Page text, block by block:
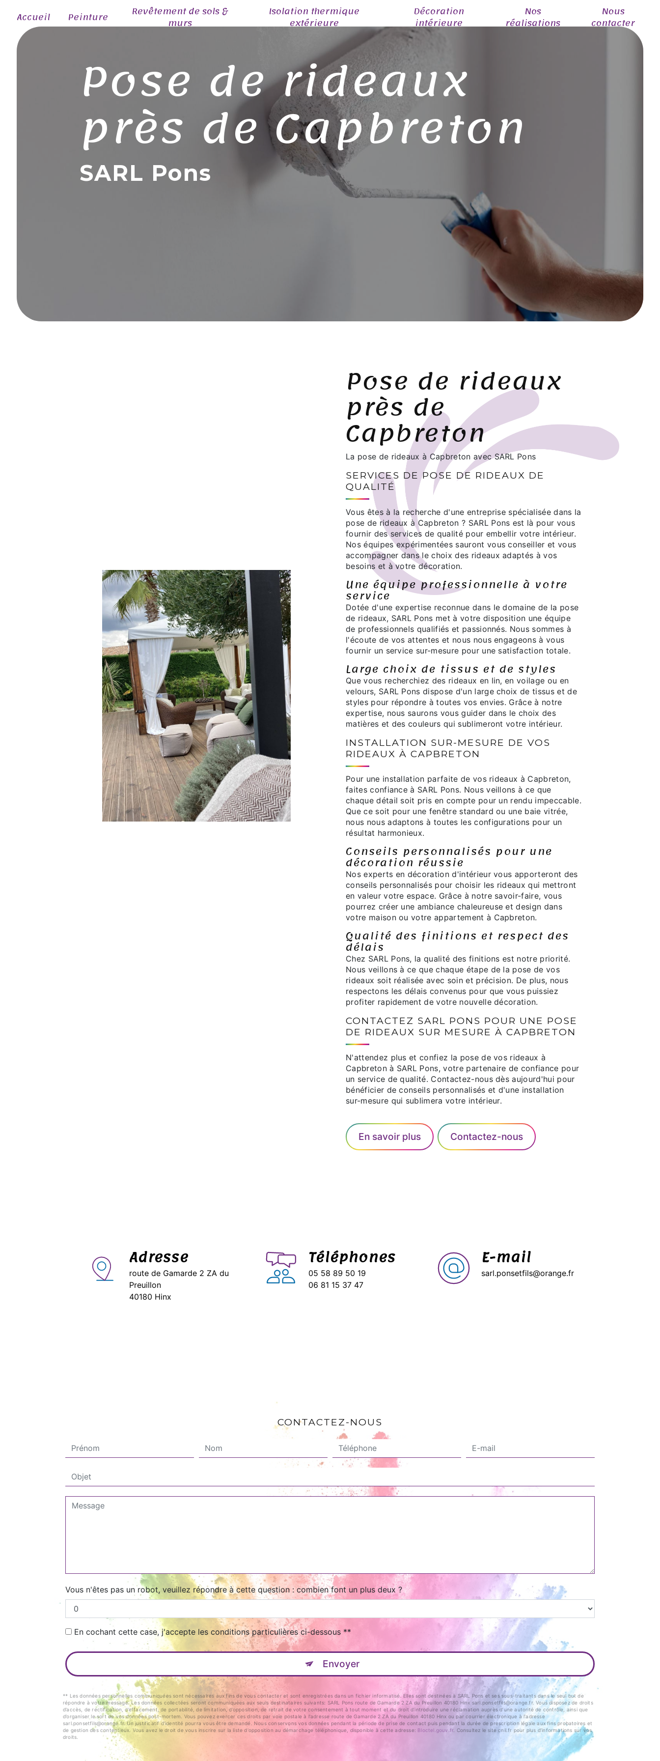
Accueil Peinture Revêtement de sols &
murs
Isolation thermique
extérieure
Décoration
intérieure
Nos
réalisations
Nous
contacter
Pose de rideaux
près de Capbreton
SARL Pons
Pose de rideaux
près de
Capbreton
La pose de rideaux à Capbreton avec SARL Pons
SERVICES DE POSE DE RIDEAUX DE
QUALITÉ
Vous êtes à la recherche d'une entreprise spécialisée dans la
pose de rideaux à Capbreton ? SARL Pons est là pour vous
fournir des services de qualité pour embellir votre intérieur.
Nos équipes expérimentées sauront vous conseiller et vous
accompagner dans le choix des rideaux adaptés à vos
besoins et à votre décoration.
Une équipe professionnelle à votre
service
Dotée d'une expertise reconnue dans le domaine de la pose
de rideaux, SARL Pons met à votre disposition une équipe
de professionnels qualifiés et passionnés. Nous sommes à
l'écoute de vos attentes et nous nous engageons à vous
fournir un service sur-mesure pour une satisfaction totale.
Large choix de tissus et de styles
Que vous recherchiez des rideaux en lin, en voilage ou en
velours, SARL Pons dispose d'un large choix de tissus et de
styles pour répondre à toutes vos envies. Grâce à notre
expertise, nous saurons vous guider dans le choix des
matières et des couleurs qui sublimeront votre intérieur.
INSTALLATION SUR-MESURE DE VOS
RIDEAUX À CAPBRETON
Pour une installation parfaite de vos rideaux à Capbreton,
faites confiance à SARL Pons. Nous veillons à ce que
chaque détail soit pris en compte pour un rendu impeccable.
Que ce soit pour une fenêtre standard ou une baie vitrée,
nous nous adaptons à toutes les configurations pour un
résultat harmonieux.
Conseils personnalisés pour une
décoration réussie
Nos experts en décoration d'intérieur vous apporteront des
conseils personnalisés pour choisir les rideaux qui mettront
en valeur votre espace. Grâce à notre savoir-faire, vous
pourrez créer une ambiance chaleureuse et design dans
votre maison ou votre appartement à Capbreton.
Qualité des finitions et respect des
délais
Chez SARL Pons, la qualité des finitions est notre priorité.
Nous veillons à ce que chaque étape de la pose de vos
rideaux soit réalisée avec soin et précision. De plus, nous
respectons les délais convenus pour que vous puissiez
profiter rapidement de votre nouvelle décoration.
CONTACTEZ SARL PONS POUR UNE POSE
DE RIDEAUX SUR MESURE À CAPBRETON
N'attendez plus et confiez la pose de vos rideaux à
Capbreton à SARL Pons, votre partenaire de confiance pour
un service de qualité. Contactez-nous dès aujourd'hui pour
bénéficier de conseils personnalisés et d'une installation
sur-mesure qui sublimera votre intérieur.
En savoir plus Contactez-nous
Adresse
route de Gamarde 2 ZA du
Preuillon
40180 Hinx
Téléphones
05 58 89 50 19
06 81 15 37 47
E-mail
sarl.ponsetfils@orange.fr
CONTACTEZ-NOUS
Vous n'êtes pas un robot, veuillez répondre à cette question : combien font un plus deux ?
En cochant cette case, j'accepte les conditions particulières ci-dessous **
Envoyer
** Les données personnelles communiquées sont nécessaires aux fins de vous contacter et sont enregistrées dans un fichier informatisé. Elles sont destinées à SARL Pons et ses sous-traitants dans le seul but de
répondre à votre message. Les données collectées seront communiquées aux seuls destinataires suivants: SARL Pons route de Gamarde 2 ZA du Preuillon 40180 Hinx sarl.ponsetfils@orange.fr. Vous disposez de droits
d’accès, de rectification, d’effacement, de portabilité, de limitation, d’opposition, de retrait de votre consentement à tout moment et du droit d’introduire une réclamation auprès d’une autorité de contrôle, ainsi que
d’organiser le sort de vos données post-mortem. Vous pouvez exercer ces droits par voie postale à l'adresse route de Gamarde 2 ZA du Preuillon 40180 Hinx ou par courrier électronique à l'adresse
sarl.ponsetfils@orange.fr. Un justificatif d'identité pourra vous être demandé. Nous conservons vos données pendant la période de prise de contact puis pendant la durée de prescription légale aux fins probatoires et
de gestion des contentieux. Vous avez le droit de vous inscrire sur la liste d'opposition au démarchage téléphonique, disponible à cette adresse: Bloctel.gouv.fr . Consultez le site cnil.fr pour plus d’informations sur vos
droits.